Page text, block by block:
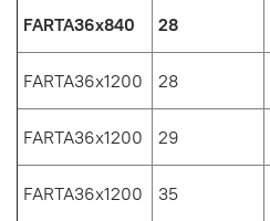
FARTA36x840 28
FARTA36x1200 28
FARTA36x1200 29
FARTA36x1200 35